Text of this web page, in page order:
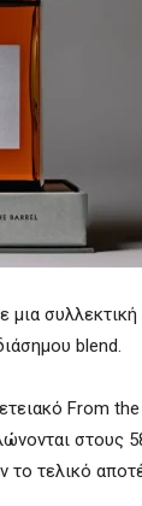
blend.
From
στους
το τελικό